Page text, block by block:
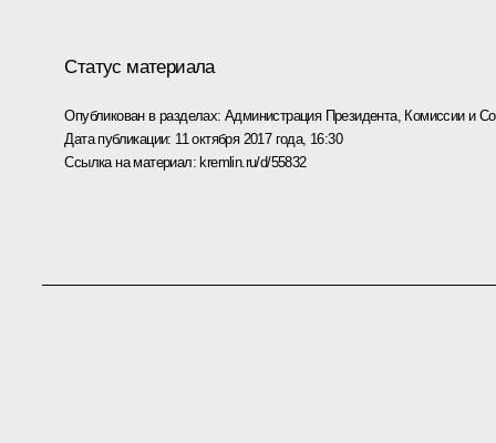
Статус материала
Опубликован в разделах: Администрация Президента, Комиссии и
Дата публикации: 11 октября 2017 года, 16:30
Ссылка на материал: kremlin.ru/d/55832